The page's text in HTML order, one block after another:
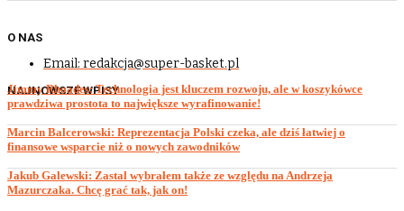
O NAS
Email: redakcja@super-basket.pl
NAJNOWSZE WPISY
Jimmy Rhoades: Technologia jest kluczem rozwoju, ale w koszykówce
prawdziwa prostota to największe wyrafinowanie!
Marcin Balcerowski: Reprezentacja Polski czeka, ale dziś łatwiej o
finansowe wsparcie niż o nowych zawodników
Jakub Galewski: Zastal wybrałem także ze względu na Andrzeja
Mazurczaka. Chcę grać tak, jak on!